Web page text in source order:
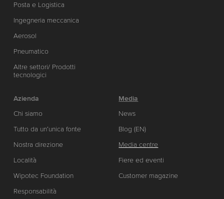
Posta e Logistica
Ingegneria meccanica
Aerosol
Pneumatico
Altre settori/ Prodotti
tecnologici
Azienda
Chi siamo
Tutto da un’unica fonte
Nostra direzione
Località
Wipotec Foundation
Responsabilità
Media
News
Blog (EN)
Media centre
Fiere ed eventi
Customer magazine